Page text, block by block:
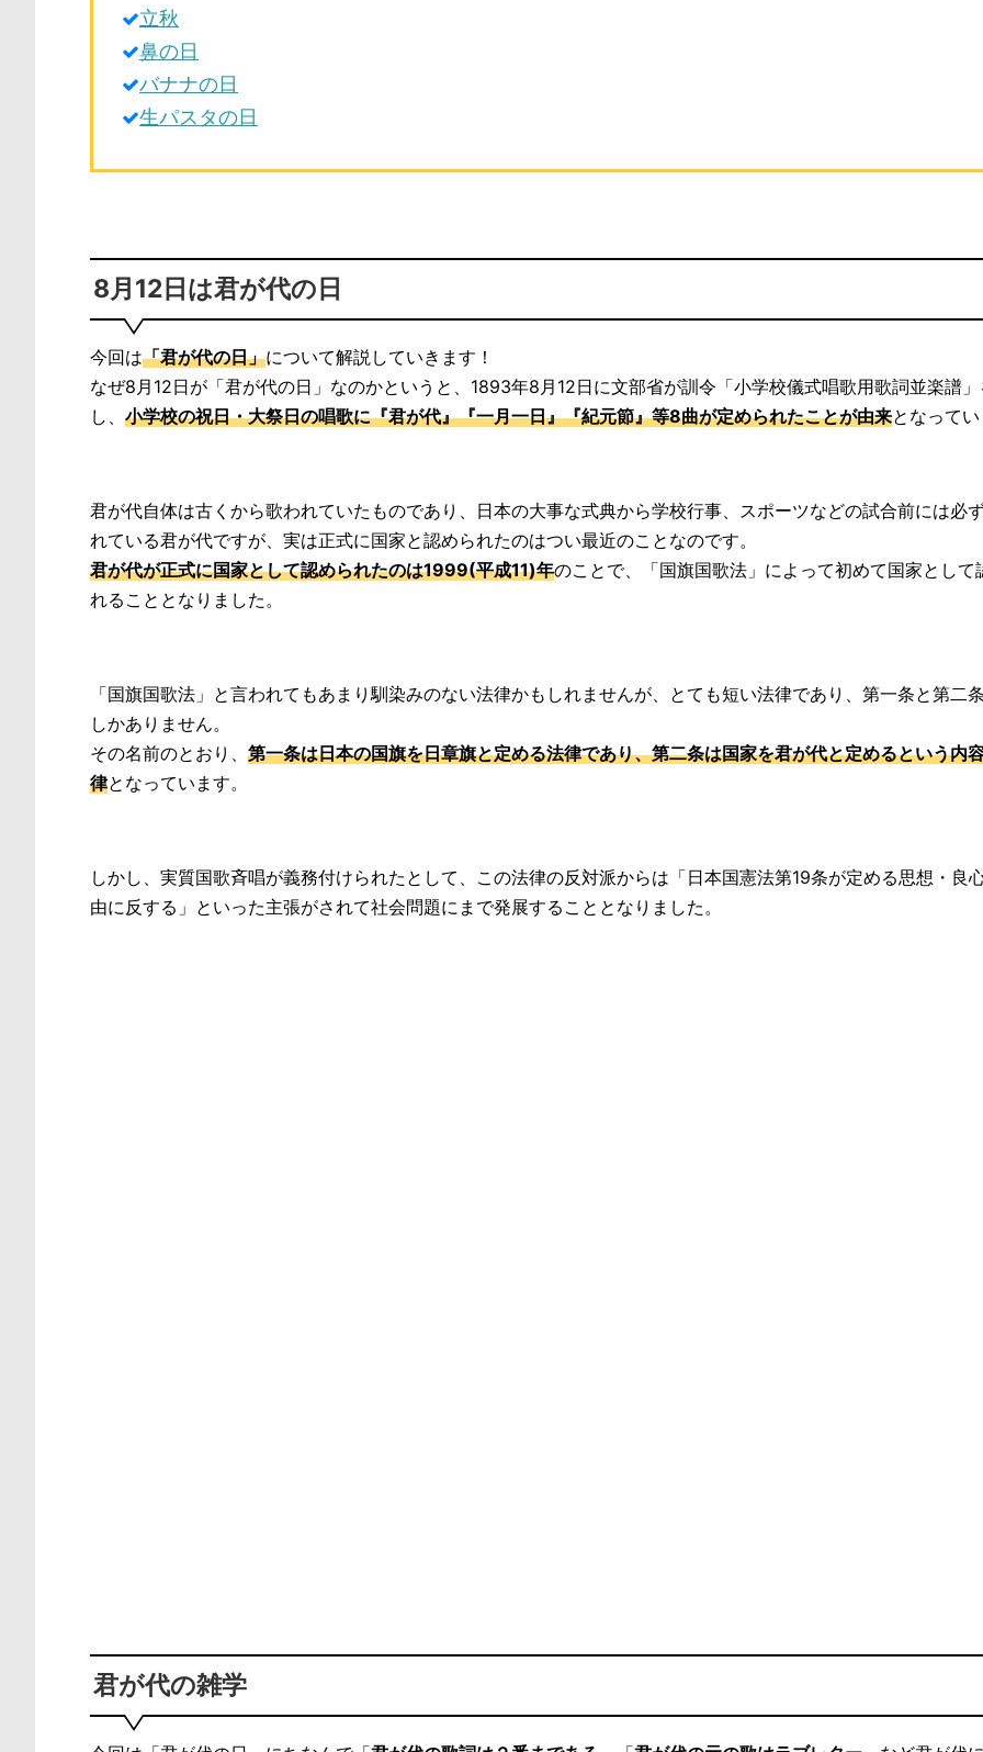
立秋
鼻の日
バナナの日
生パスタの日
8月12日は君が代の日
今回は「君が代の日」について解説していきます！
なぜ8月12日が「君が代の日」なのかというと、1893年8月12日に文部省が訓令「小学校儀式唱歌用歌詞並楽譜
し、 小学校の祝日・大祭日の唱歌に『君が代』『一月一日』『紀元節』等8曲が定められたことが由来となって
君が代自体は古くから歌われていたものであり、日本の大事な式典から学校行事、スポーツなどの試合前には必
れている君が代ですが、実は正式に国家と認められたのはつい最近のことなのです。
君が代が正式に国家として認められたのは1999(平成11)年のことで、「国旗国歌法」によって初めて国家として
れることとなりました。
「国旗国歌法」と言われてもあまり馴染みのない法律かもしれませんが、とても短い法律であり、第一条と第二
しかありません。
その名前のとおり、 第一条は日本の国旗を日章旗と定める法律であり、第二条は国家を君が代と定めるという内
律となっています。
しかし、実質国歌斉唱が義務付けられたとして、この法律の反対派からは「日本国憲法第19条が定める思想・良
由に反する」といった主張がされて社会問題にまで発展することとなりました。
君が代の雑学